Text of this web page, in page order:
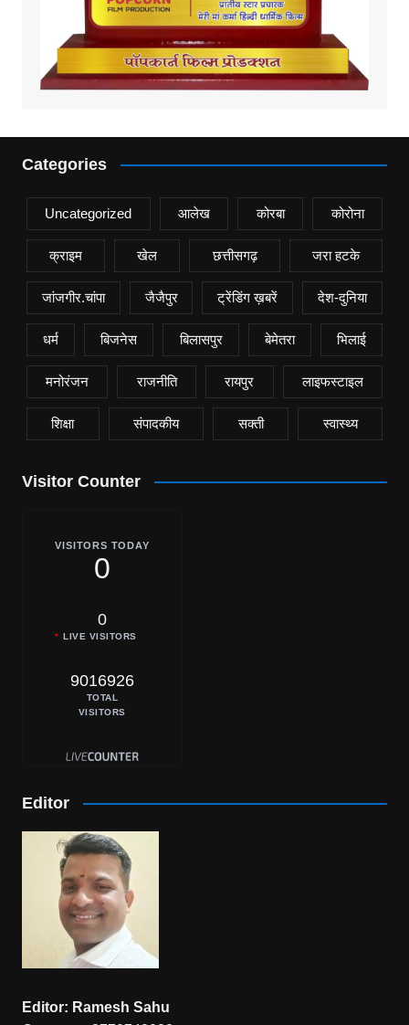
Categories
Uncategorized आलेख कोरबा कोरोना
क्राइम खेल छत्तीसगढ़ जरा हटके
जांजगीर.चांपा जैजैपुर ट्रेंडिंग ख़बरें देश-दुनिया
धर्म बिजनेस बिलासपुर बेमेतरा भिलाई
मनोरंजन राजनीति रायपुर लाइफस्टाइल
शिक्षा संपादकीय सक्ती स्वास्थ्य
Visitor Counter
VISITORS TODAY
0
0
LIVE VISITORS
9016926
TOTAL
VISITORS
Editor
Editor: Ramesh Sahu